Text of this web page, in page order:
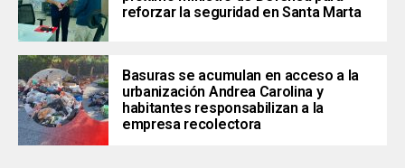
reforzar la seguridad en Santa Marta
Basuras se acumulan en acceso a la
urbanización Andrea Carolina y
habitantes responsabilizan a la
empresa recolectora